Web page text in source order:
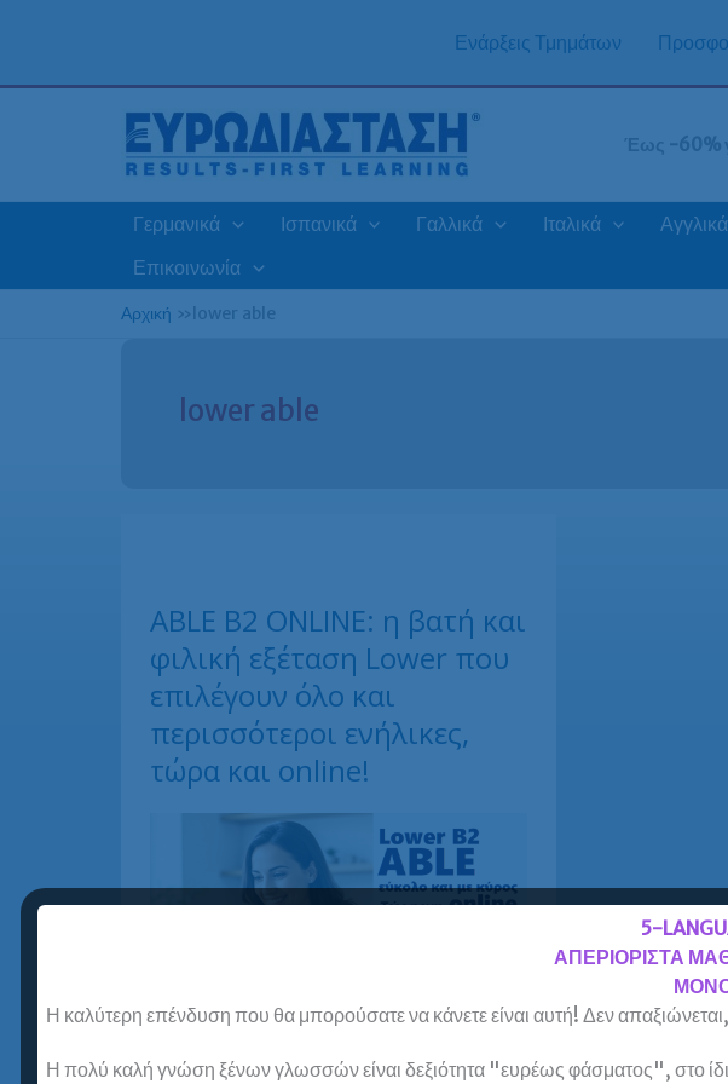
Ενάρξεις Τμημάτων
Έως -60%
Γερμανικά Ισπανικά Γαλλικά Ιταλικά Αγγλικά
Επικοινωνία
Αρχική »lower able
lower able
ABLE B2 ONLINE: η βατή και
φιλική εξέταση Lower που
επιλέγουν όλο και
περισσότεροι ενήλικες,
τώρα και online!
5-
ΑΠΕΡΙΟΡΙΣΤΑ
Η καλύτερη επένδυση που θα μπορούσατε να κάνετε είναι αυτή! Δεν
Η πολύ καλή γνώση ξένων γλωσσών είναι δεξιότητα "ευρέως φάσματος", στο